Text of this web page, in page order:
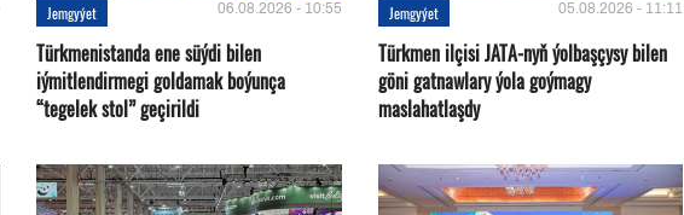
Jemgyýet 06.08.2026 - 10:55
Türkmenistanda ene süýdi bilen
iýmitlendirmegi goldamak boýunça
“tegelek stol” geçirildi
Jemgyýet 05.08.2026 - 11:11
Türkmen ilçisi JATA-nyň ýolbaşçysy bilen
göni gatnawlary ýola goýmagy
maslahatlaşdy